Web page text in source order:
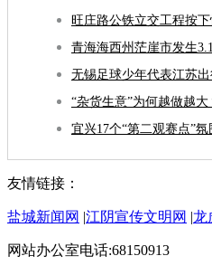
旺庄路公铁立交工程按
青海海西州茫崖市发生
无锡足球少年代表江苏出
“杂货生意”为何越做越大
宜兴17个“第二观赛点”
友情链接：
盐城新闻网 |江阴宣传文明网 |龙
网站办公室电话:68150913